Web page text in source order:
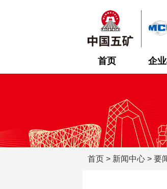
首页 企
首页 > 新闻中心 > 要